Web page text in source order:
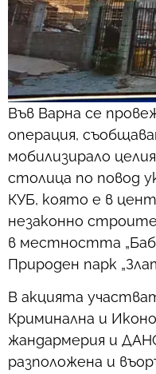
Във Варна се
операция,
мобилизирало
столица по повод
КУБ, която е в
незаконно
в местността
Природен парк
В акцията
Криминална и
жандармерия и
разположена и